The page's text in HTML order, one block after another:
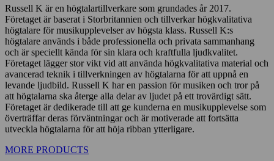
Russell K är en högtalartillverkare som grundades år 2017.
Företaget är baserat i Storbritannien och tillverkar högkvalitativa
högtalare för musikupplevelser av högsta klass. Russell K:s
högtalare används i både professionella och privata sammanhang
och är speciellt kända för sin klara och kraftfulla ljudkvalitet.
Företaget lägger stor vikt vid att använda högkvalitativa material och
avancerad teknik i tillverkningen av högtalarna för att uppnå en
levande ljudbild. Russell K har en passion för musiken och tror på
att högtalarna ska återge alla delar av ljudet på ett trovärdigt sätt.
Företaget är dedikerade till att ge kunderna en musikupplevelse som
överträffar deras förväntningar och är motiverade att fortsätta
utveckla högtalarna för att höja ribban ytterligare.
MORE PRODUCTS